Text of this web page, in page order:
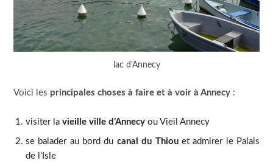
lac d’Annecy
Voici les principales choses à faire et à voir à Annecy:
visiter la vieille ville d’Annecyou Vieil Annecy
se balader au bord du canal du Thiouet admirer le Palais
de l’Isle